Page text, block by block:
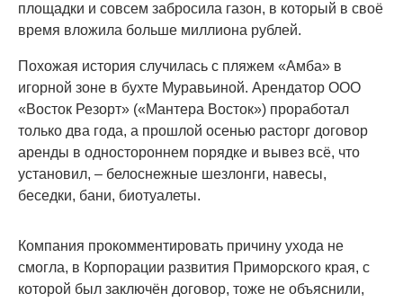
площадки и совсем забросила газон, в который в своё
время вложила больше миллиона рублей.
Похожая история случилась с пляжем «Амба» в
игорной зоне в бухте Муравьиной. Арендатор ООО
«Восток Резорт» («Мантера Восток») проработал
только два года, а прошлой осенью расторг договор
аренды в одностороннем порядке и вывез всё, что
установил, – белоснежные шезлонги, навесы,
беседки, бани, биотуалеты.
Компания прокомментировать причину ухода не
смогла, в Корпорации развития Приморского края, с
которой был заключён договор, тоже не объяснили,